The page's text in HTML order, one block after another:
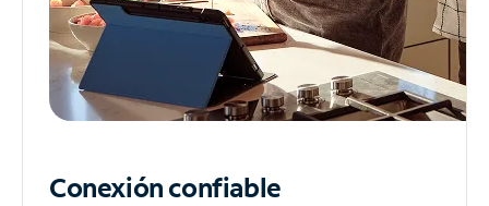
Conexión confiable